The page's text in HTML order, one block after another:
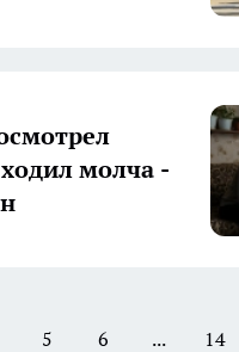
молча -
5 6 ... 14